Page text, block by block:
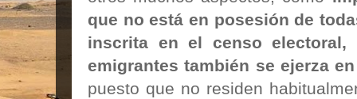
que no está en posesión de
inscrita en el censo
emigrantes también se ejerza
puesto que no residen